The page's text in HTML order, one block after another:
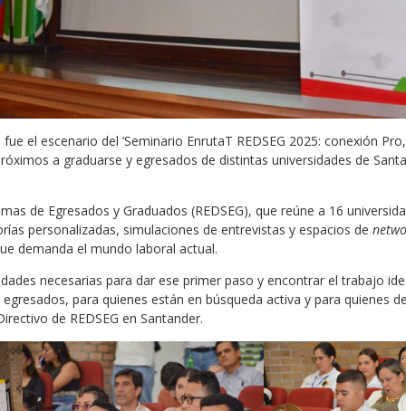
el escenario del ‘Seminario EnrutaT REDSEG 2025: conexión
a graduarse y egresados de distintas universidades de
de Egresados y Graduados (REDSEG), que reúne a 16
personalizadas, simulaciones de entrevistas y espacios de
demanda el mundo laboral actual.
necesarias para dar ese primer paso y encontrar el trabajo
para quienes están en búsqueda activa y para quienes
de REDSEG en Santander.